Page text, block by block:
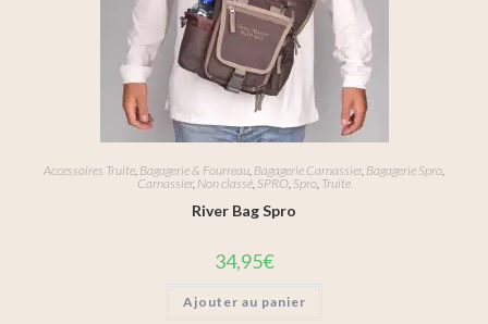
Accessoires Truite Bagagerie & Fourreau Bagagerie Carnassier, Bagagerie Spro
Carnassier, Non classé SPRO Spro Truite
River Bag Spro
34,95€
Ajouter au panier